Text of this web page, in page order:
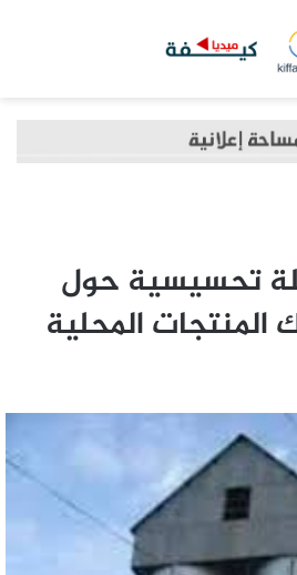
تحسيسية حول
المنتجات المحلية